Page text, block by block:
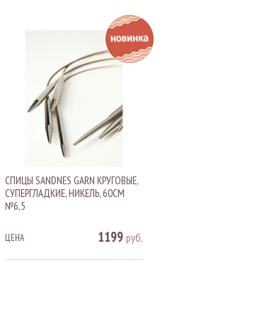
СПИЦЫ SANDNES GARN КРУГОВЫЕ,
СУПЕРГЛАДКИЕ, НИКЕЛЬ, 60СМ
№6,5
ЦЕНА 1199 руб.